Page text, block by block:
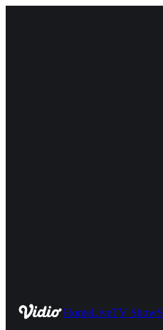
HomeLiveTV Show